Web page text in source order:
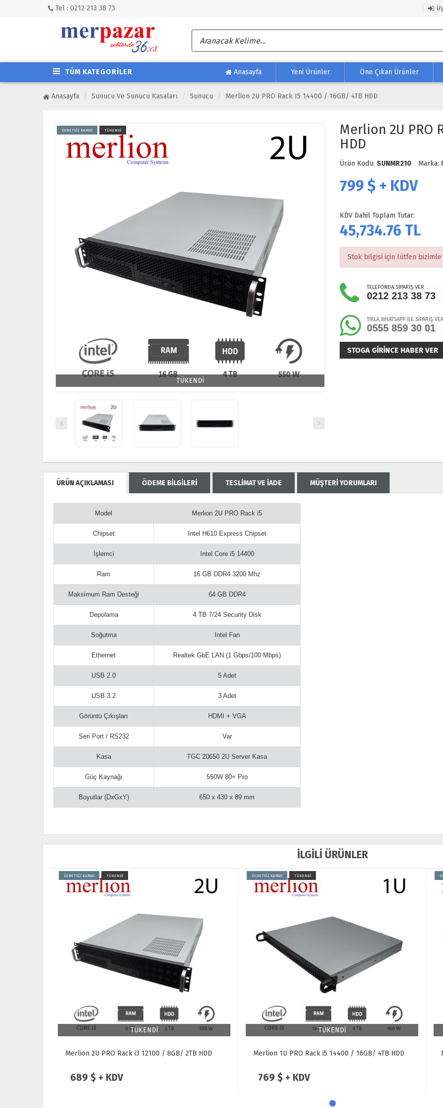
Tel : 0212 213 38 73
TÜM KATEGORİLER Anasayfa Yeni Ürünler Öne Çıkan Ürünler
Anasayfa Sunucu Ve Sunucu Kasaları Sunucu Merlion 2U PRO Rack I5 14400 / 16GB/ 4TB HDD
ÜCRETSİZ KARGO TÜKENDİ
TÜKENDİ
Merlion 2U PRO
HDD
Ürün Kodu: SUNMR210 Marka:
799 $ + KDV
KDV Dahil Toplam Tutar:
45,734.76 TL
Stok bilgisi için lütfen bizimle
TELEFONDA SİPARİŞ VER
0212 213 38 73
TIKLA WHATSAPP İLE SİPARİŞ VER
0555 859 30 01
STOGA GIRINCE HABER VER
ÜRÜN AÇIKLAMASI ÖDEME BİLGİLERİ TESLİMAT VE İADE MÜŞTERİ YORUMLARI
Model Merlion 2U PRO Rack i5
Chipset Intel H610 Express Chipset
İşlemci Intel Core i5 14400
Ram 16 GB DDR4 3200 Mhz
Maksimum Ram Desteği 64 GB DDR4
Depolama 4 TB 7/24 Security Disk
Soğutma Intel Fan
Ethernet Realtek GbE LAN (1 Gbps/100 Mbps)
USB 2.0 5 Adet
USB 3.2 3 Adet
Görüntü Çıkışları HDMI + VGA
Seri Port / RS232 Var
Kasa TGC 20650 2U Server Kasa
Güç Kaynağı 550W 80+ Pro
Boyutlar (DxGxY) 650 x 430 x 89 mm
İLGİLİ ÜRÜNLER
ÜCRETSİZ KARGO TÜKENDİ
TÜKENDİ
Merlion 2U PRO Rack i3 12100 / 8GB/ 2TB HDD
689 $ + KDV
ÜCRETSİZ KARGO TÜKENDİ
TÜKENDİ
Merlion 1U PRO Rack i5 14400 / 16GB/ 4TB HDD
769 $ + KDV